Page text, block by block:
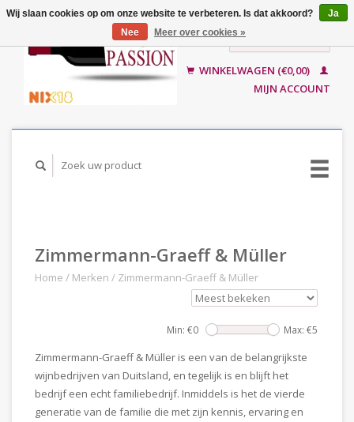
WINKELWAGEN (€0,00)
MIJN ACCOUNT
Zimmermann-Graeff & Müller
Home / Merken / Zimmermann-Graeff & Müller
Min: €0 Max: €5
Zimmermann-Graeff & Müller is een van de belangrijkste
wijnbedrijven van Duitsland, en tegelijk is en blijft het
bedrijf een echt familiebedrijf. Inmiddels is het de vierde
generatie van de familie die met zijn kennis, ervaring en
Wij slaan cookies op om onze website te verbeteren. Is dat akkoord?
Ja
Nee
Meer over cookies »